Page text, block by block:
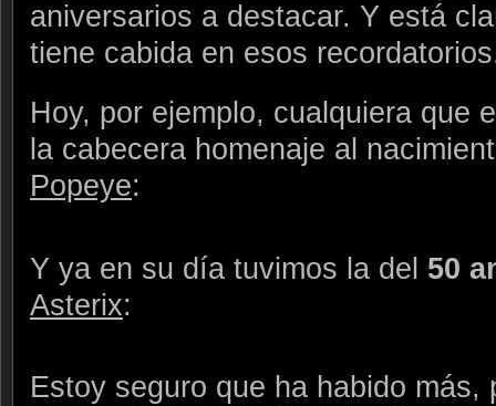
aniversarios a destacar. Y está
tiene cabida en esos
Hoy, por ejemplo, cualquiera que
la cabecera homenaje al
Popeye:
Y ya en su día tuvimos la del 50
Asterix:
Estoy seguro que ha habido